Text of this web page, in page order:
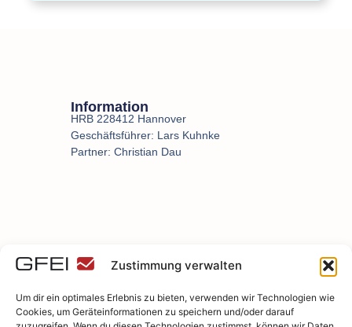
Zustimmung verwalten
Um dir ein optimales Erlebnis zu bieten, verwenden wir Technologien wie
Cookies, um Geräteinformationen zu speichern und/oder darauf
Information
HRB 228412 Hannover
Geschäftsführer: Lars Kuhnke
Partner: Christian Dau